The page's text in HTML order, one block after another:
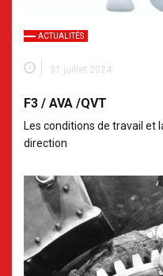
ACTUALITÉS
31 juillet 2024
F3 / AVA /QVT
Les conditions de travail et
direction